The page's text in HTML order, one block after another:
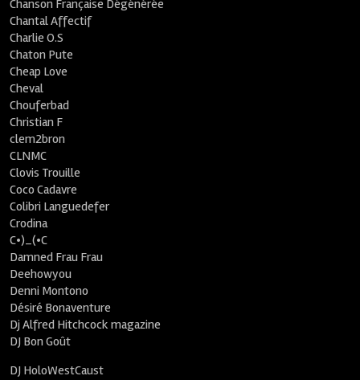
Chanson Française Dégénérée
Chantal Affectif
Charlie O.S
Chaton Pute
Cheap Love
Cheval
Chouferbad
Christian F
clem2bron
CLNMC
Clovis Trouille
Coco Cadavre
Colibri Languedefer
Crodina
C•)_(•C
Damned Frau Frau
Deehowyou
Denni Montono
Désiré Bonaventure
Dj Alfred Hitchcock magazine
DJ Bon Goût
DJ HoloWestCaust